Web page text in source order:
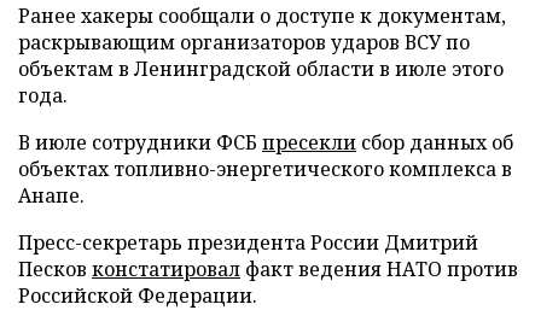
Ранее хакеры сообщали о доступе к документам,
раскрывающим организаторов ударов ВСУ по
объектам в Ленинградской области в июле этого
года.
В июле сотрудники ФСБ пресекли сбор данных об
объектах топливно-энергетического комплекса в
Анапе.
Пресс-секретарь президента России Дмитрий
Песков констатировал факт ведения НАТО против
Российской Федерации.